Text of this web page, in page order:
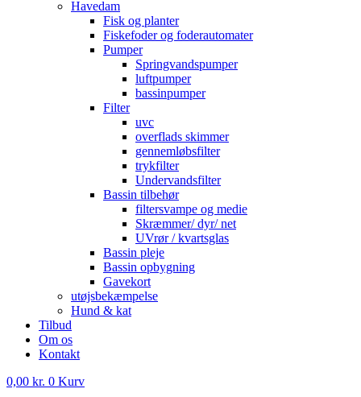
Havedam
Fisk og planter
Fiskefoder og foderautomater
Pumper
Springvandspumper
luftpumper
bassinpumper
Filter
uvc
overflads skimmer
gennemløbsfilter
trykfilter
Undervandsfilter
Bassin tilbehør
filtersvampe og medie
Skræmmer/ dyr/ net
UVrør / kvartsglas
Bassin pleje
Bassin opbygning
Gavekort
utøjsbekæmpelse
Hund & kat
Tilbud
Om os
Kontakt
0,00 kr. 0 Kurv